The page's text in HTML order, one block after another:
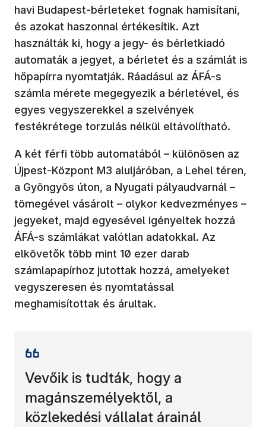
havi Budapest-bérleteket fognak hamisítani,
és azokat haszonnal értékesítik. Azt
használták ki, hogy a jegy- és bérletkiadó
automaták a jegyet, a bérletet és a számlát is
hőpapírra nyomtatják. Ráadásul az ÁFÁ-s
számla mérete megegyezik a bérletével, és
egyes vegyszerekkel a szelvények
festékrétege torzulás nélkül eltávolítható.
A két férfi több automatából – különösen az
Újpest-Központ M3 aluljáróban, a Lehel téren,
a Gyöngyös úton, a Nyugati pályaudvarnál –
tömegével vásárolt – olykor kedvezményes –
jegyeket, majd egyesével igényeltek hozzá
ÁFÁ-s számlákat valótlan adatokkal. Az
elkövetők több mint 10 ezer darab
számlapapírhoz jutottak hozzá, amelyeket
vegyszeresen és nyomtatással
meghamisítottak és árultak.
Vevőik is tudták, hogy a
magánszemélyektől, a
közlekedési vállalat árainál